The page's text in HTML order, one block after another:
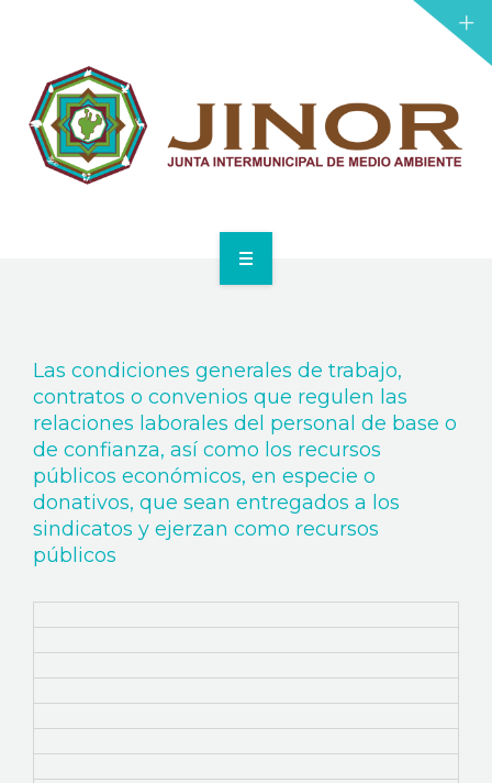
LICITACIONES
NOTICIAS
TRANSPARENCIA
PROYECTOS
LICITACIONES
NOTICIAS
TRANSPARENCIA
DONAR
Las condiciones generales de trabajo,
contratos o convenios que regulen las
relaciones laborales del personal de base o
de confianza, así como los recursos
públicos económicos, en especie o
donativos, que sean entregados a los
sindicatos y ejerzan como recursos
públicos